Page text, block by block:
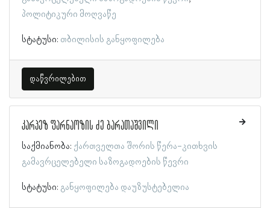
პოლიტიკური მოღვაწე
სტატუსი: თბილისის განყოფილება
დაწვრილებით
კარპეზ ფარნაოზის ძე ბარათაშვილი
საქმიანობა: ქართველთა შორის წერა-კითხვის
გამავრცელებელი საზოგადოების წევრი
სტატუსი: განყოფილება დაუზუსტებელია